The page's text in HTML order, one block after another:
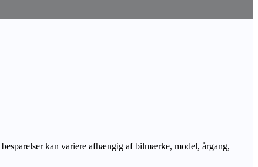
kan variere afhængig af bilmærke, model, årgang,